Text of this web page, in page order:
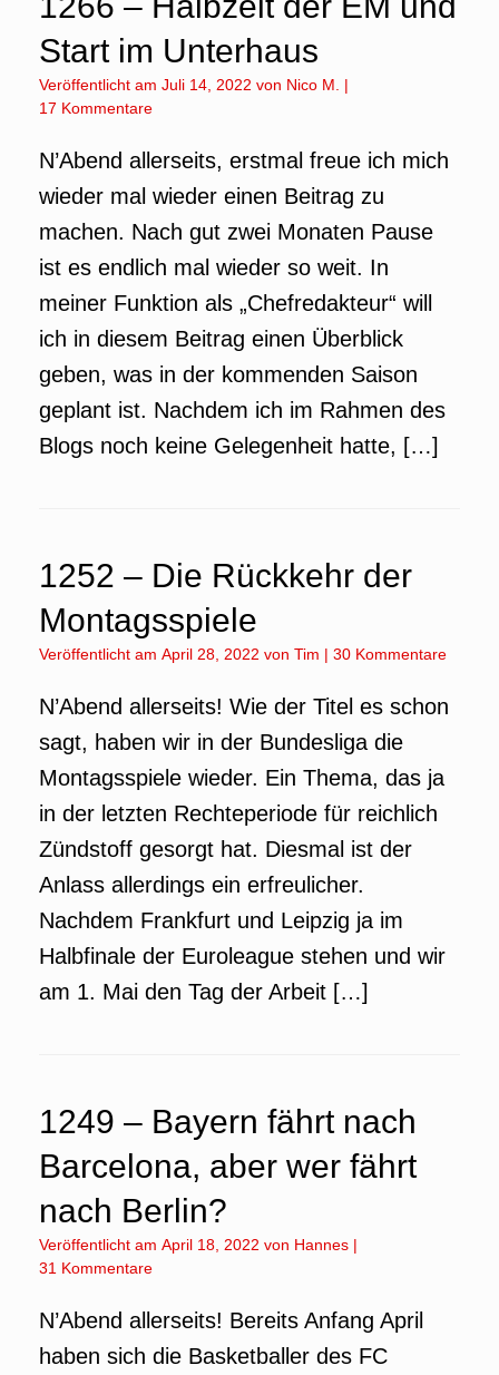
Start im Unterhaus
Veröffentlicht am Juli 14, 2022 von Nico M.
|
17 Kommentare
N’Abend allerseits, erstmal freue ich mich
wieder mal wieder einen Beitrag zu
machen. Nach gut zwei Monaten Pause
ist es endlich mal wieder so weit. In
meiner Funktion als „Chefredakteur“ will
ich in diesem Beitrag einen Überblick
geben, was in der kommenden Saison
geplant ist. Nachdem ich im Rahmen des
Blogs noch keine Gelegenheit hatte, […]
1252 – Die Rückkehr der
Montagsspiele
Veröffentlicht am April 28, 2022 von Tim | 30 Kommentare
N’Abend allerseits! Wie der Titel es schon
sagt, haben wir in der Bundesliga die
Montagsspiele wieder. Ein Thema, das ja
in der letzten Rechteperiode für reichlich
Zündstoff gesorgt hat. Diesmal ist der
Anlass allerdings ein erfreulicher.
Nachdem Frankfurt und Leipzig ja im
Halbfinale der Euroleague stehen und wir
am 1. Mai den Tag der Arbeit […]
1249 – Bayern fährt nach
Barcelona, aber wer fährt
nach Berlin?
Veröffentlicht am April 18, 2022 von Hannes |
31 Kommentare
N’Abend allerseits! Bereits Anfang April
haben sich die Basketballer des FC